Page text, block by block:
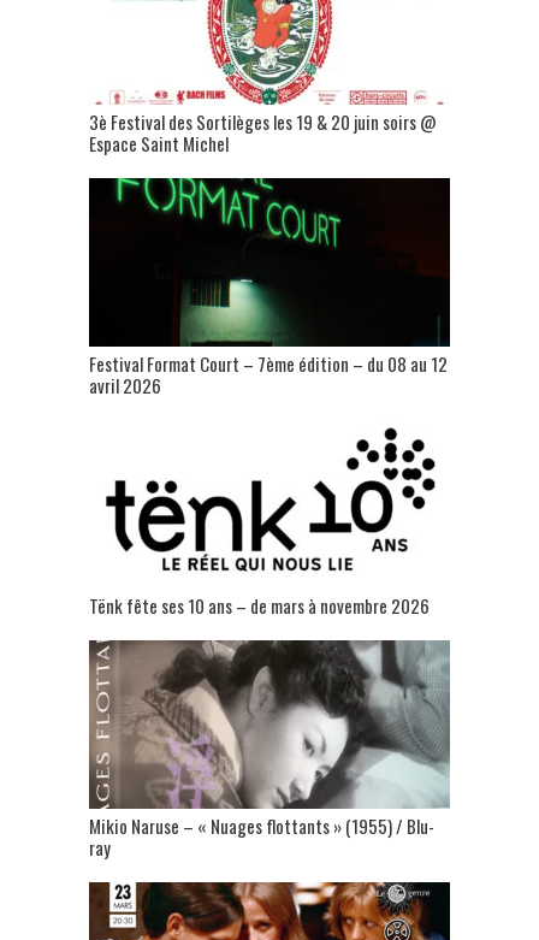
3è Festival des Sortilèges les 19 & 20 juin soirs @
Espace Saint Michel
Festival Format Court – 7ème édition – du 08 au 12
avril 2026
Tënk fête ses 10 ans – de mars à novembre 2026
Mikio Naruse – « Nuages flottants » (1955) / Blu-
ray